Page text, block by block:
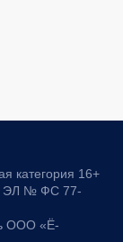
категория 16+
ЭЛ № ФС 77-
ООО «Ё-